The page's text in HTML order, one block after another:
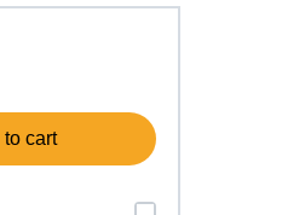
to cart